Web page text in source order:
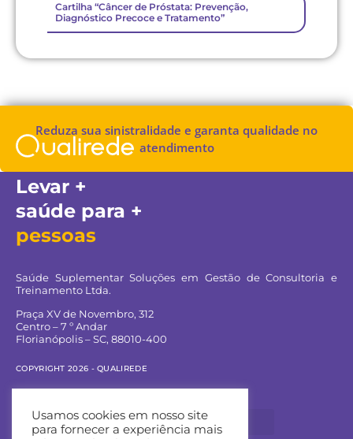
Cartilha “Câncer de Próstata: Prevenção,
Diagnóstico Precoce e Tratamento”
Reduza sua sinistralidade e garanta qualidade no
atendimento
Levar +
saúde para +
pessoas
Saúde Suplementar Soluções em Gestão de Consultoria e
Treinamento Ltda.
Praça XV de Novembro, 312
Centro – 7 º Andar
Florianópolis – SC, 88010-400
COPYRIGHT 2026 - QUALIREDE
Usamos cookies em nosso site
para fornecer a experiência mais